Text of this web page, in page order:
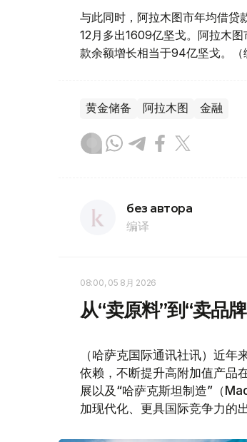
与此同时，阿拉木图市年均借贷
12月多出1609亿坚戈。阿拉木
款余额增长相当于94亿坚戈。（
黄金储备 阿拉木图 金融
без автора
编译
08:00, 05 8月 2026
从“卖原料”到“卖品
（哈萨克国际通讯社讯）近
依赖，不断提升高附加值产品
展以及“哈萨克斯坦制造”（
加现代化、更具国际竞争力的